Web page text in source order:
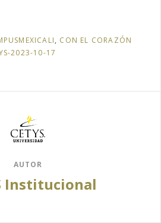
, CON EL CORAZÓN
2023-10-17
AUTOR
Institucional